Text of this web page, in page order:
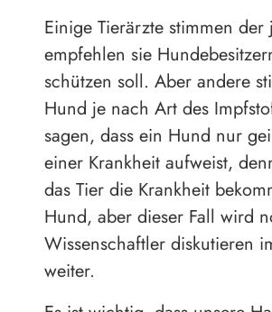
Einige Tierärzte stimmen
empfehlen sie
schützen soll. Aber andere
Hund je nach Art des
sagen, dass ein Hund nur
einer Krankheit aufweist,
das Tier die Krankheit
Hund, aber dieser Fall wird
Wissenschaftler diskutieren
weiter.